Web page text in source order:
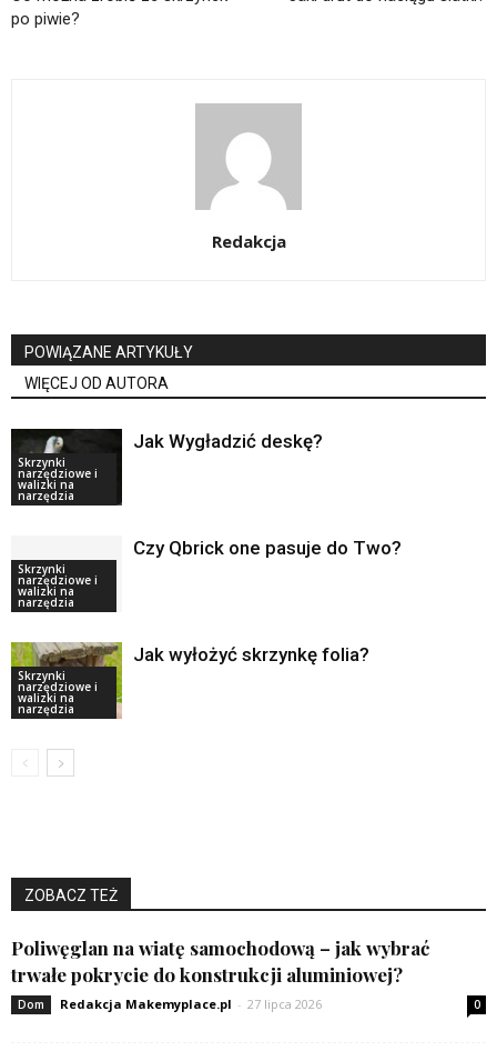
po piwie?
Redakcja
POWIĄZANE ARTYKUŁY
WIĘCEJ OD AUTORA
Skrzynki
narzędziowe i
walizki na
narzędzia
Jak Wygładzić deskę?
Skrzynki
narzędziowe i
walizki na
narzędzia
Czy Qbrick one pasuje do Two?
Skrzynki
narzędziowe i
walizki na
narzędzia
Jak wyłożyć skrzynkę folia?
ZOBACZ TEŻ
Poliwęglan na wiatę samochodową – jak wybrać
trwałe pokrycie do konstrukcji aluminiowej?
Dom Redakcja Makemyplace.pl - 27 lipca 2026 0